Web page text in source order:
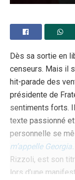
Dès sa sortie en
censeurs. Mais il
hit-parade des
présidente de
sentiments forts.
texte passionné
personnelle se
m’appelle
Rizzoli, est son
lors d’une